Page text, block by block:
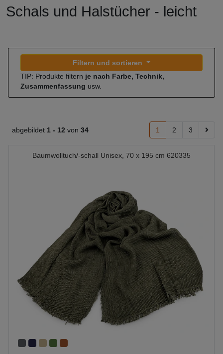
Schals und Halstücher - leicht
Filtern und sortieren
TIP: Produkte filtern je nach Farbe, Technik,
Zusammenfassung usw.
abgebildet 1 - 12 von 34 1 2 3
Baumwolltuch/-schall Unisex, 70 x 195 cm 620335